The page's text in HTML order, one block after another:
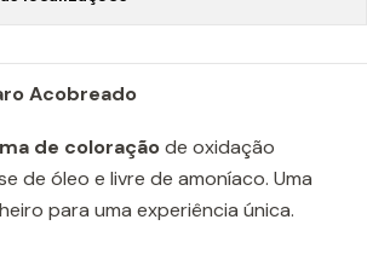
Acobreado
de coloraçãode oxidação
de óleo e livre de amoníaco. Uma
para uma experiência única.